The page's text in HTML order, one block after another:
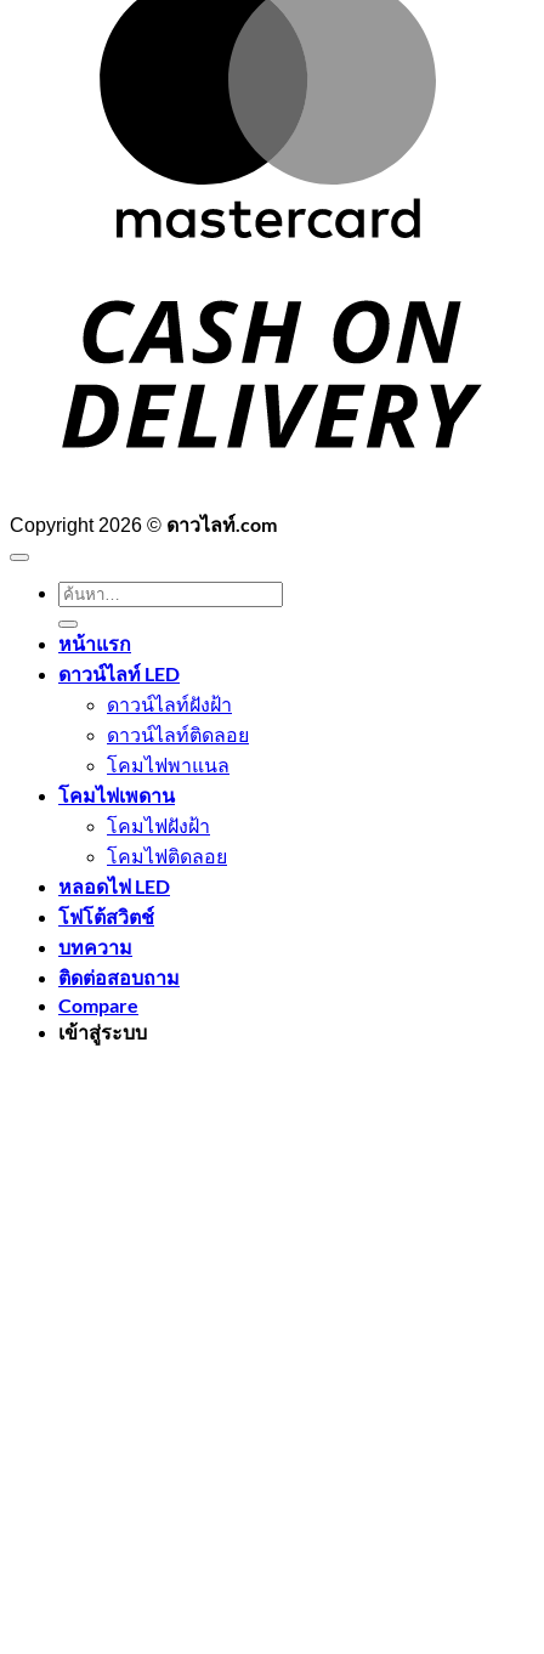
Copyright 2026 © ดาวไลท์.com
ค้นหา:
หน้าแรก
ดาวน์ไลท์ LED
ดาวน์ไลท์ฝังฝ้า
ดาวน์ไลท์ติดลอย
โคมไฟพาแนล
โคมไฟเพดาน
โคมไฟฝังฝ้า
โคมไฟติดลอย
หลอดไฟ LED
โฟโต้สวิตช์
บทความ
ติดต่อสอบถาม
Compare
เข้าสู่ระบบ